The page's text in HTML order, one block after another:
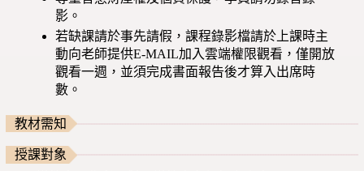
影。
若缺課請於事先請假，課程錄影檔請於上課時主
動向老師提供E-MAIL加入雲端權限觀看，僅開放
觀看一週，並須完成書面報告後才算入出席時
數。
教材需知
授課對象